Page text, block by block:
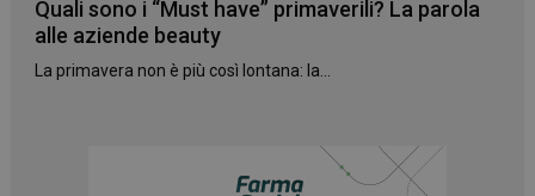
Quali sono i “Must have” primaverili? La parola
alle aziende beauty
La primavera non è più così lontana: la...